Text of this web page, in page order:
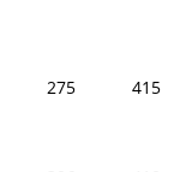
275 415